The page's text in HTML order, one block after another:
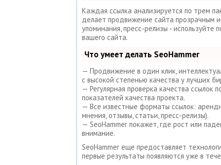
Каждая ссылка анализируется по трем
делает продвижение сайта прозрачным
упоминания, пресс-релизы -
вашего сайта.
Что умеет делать SeoHammer
— Продвижение в один клик,
с высокой степенью качества у лучших
— Регулярная проверка качества
показателей качества проекта.
— Все известные форматы ссылок:
мнения, отзывы, статьи, пресс-релизы).
— SeoHammer покажет, где рост или
внимание.
SeoHammer еще предоставляет
первые результаты появляются уже в